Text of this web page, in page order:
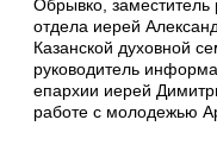
Обрывко, заместитель
отдела иерей
Казанской духовной
руководитель
епархии иерей
работе с молодежью